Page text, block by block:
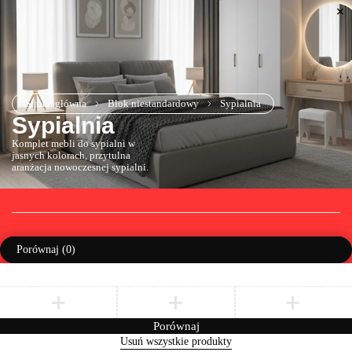
Strona główna Blok niestandardowy Sypialnia
Sypialnia
Komplet mebli do sypialni w
jasnych kolorach, przytulna
aranżacja nowoczesnej sypialni.
Porównaj (0)
Porównaj
Usuń wszystkie produkty